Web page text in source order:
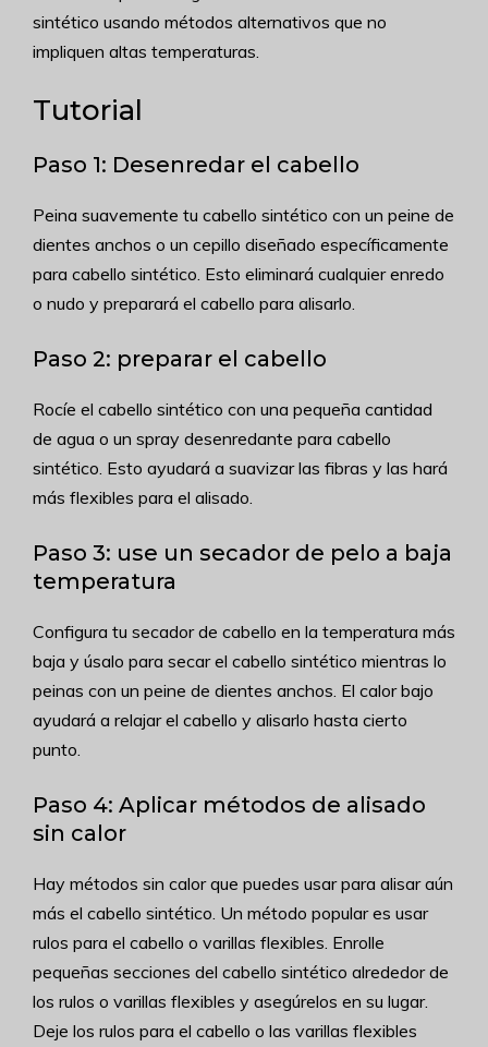
sintético usando métodos alternativos que no
impliquen altas temperaturas.
Tutorial
Paso 1: Desenredar el cabello
Peina suavemente tu cabello sintético con un peine de
dientes anchos o un cepillo diseñado específicamente
para cabello sintético. Esto eliminará cualquier enredo
o nudo y preparará el cabello para alisarlo.
Paso 2: preparar el cabello
Rocíe el cabello sintético con una pequeña cantidad
de agua o un spray desenredante para cabello
sintético. Esto ayudará a suavizar las fibras y las hará
más flexibles para el alisado.
Paso 3: use un secador de pelo a baja
temperatura
Configura tu secador de cabello en la temperatura más
baja y úsalo para secar el cabello sintético mientras lo
peinas con un peine de dientes anchos. El calor bajo
ayudará a relajar el cabello y alisarlo hasta cierto
punto.
Paso 4: Aplicar métodos de alisado
sin calor
Hay métodos sin calor que puedes usar para alisar aún
más el cabello sintético. Un método popular es usar
rulos para el cabello o varillas flexibles. Enrolle
pequeñas secciones del cabello sintético alrededor de
los rulos o varillas flexibles y asegúrelos en su lugar.
Deje los rulos para el cabello o las varillas flexibles